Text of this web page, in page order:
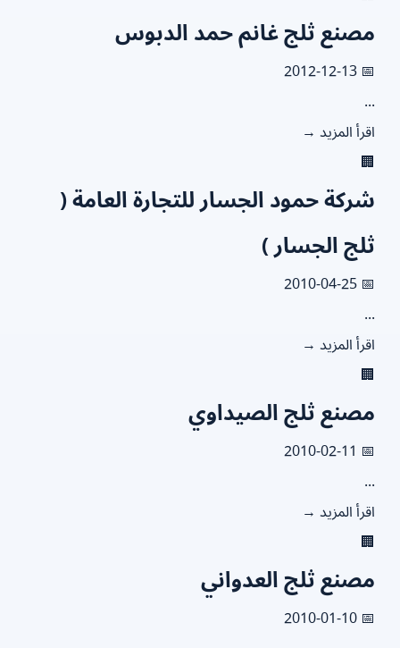
ثلج غانم حمد الدبوس
المزيد →
حمود الجسار للتجارة العامة (
الجسار )
المزيد →
ثلج الصيداوي
المزيد →
ثلج العدواني